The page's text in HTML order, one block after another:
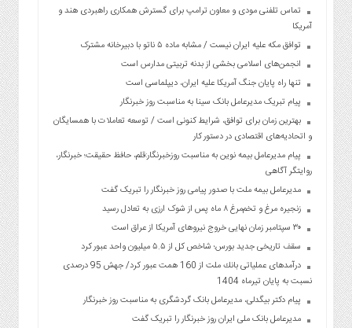
تماس تلفنی مودی و معاون ترامپ برای گسترش همکاری راهبردی هند و
آمریکا
توافق مکه علیه ایران نیست / مشابه ماده ۵ ناتو با دبیرخانه مشترک
انجمن‌های اسلامی بخشی از بدنه تربیتی مدارس است
تنها راه پایان جنگ آمریکا علیه ایران، دیپلماسی است
پیام تبریک مدیرعامل بانک سینا به مناسبت روز خبرنگار
بهترین زمان برای توافق، شرایط کنونی است / توسعه تعاملات با همسایگان
و اتحادیه‌های اقتصادی در دستور کار
پیام مدیرعامل بیمه نوین به مناسبت روزخبرنگار:قلم، حافظ حقیقت؛ خبرنگار،
روایتگر آگاهی
مدیرعامل بیمه ملت با صدور پیامی روز خبرنگار را تبریک گفت
زنجیره مرغ و تخم‌مرغ ۸ ماه پس از شوک ارزی به تعادل رسید
۳۰ سپتامبر زمان نهایی خروج نیروهای آمریکا از عراق است
سقف تاریخی جدید بورس؛ شاخص کل از ۵.۵ میلیون واحد عبور کرد
درآمدهای عملیاتی بانك ملت از 160 همت عبور كرد/ جهش 95 درصدی
نسبت به پایان تیرماه 1404
پیام دکتر بیگدلی، مدیرعامل بانک گردشگری به مناسبت روز خبرنگار
مدیرعامل بانک ملی ایران روز خبرنگار را تبریک گفت